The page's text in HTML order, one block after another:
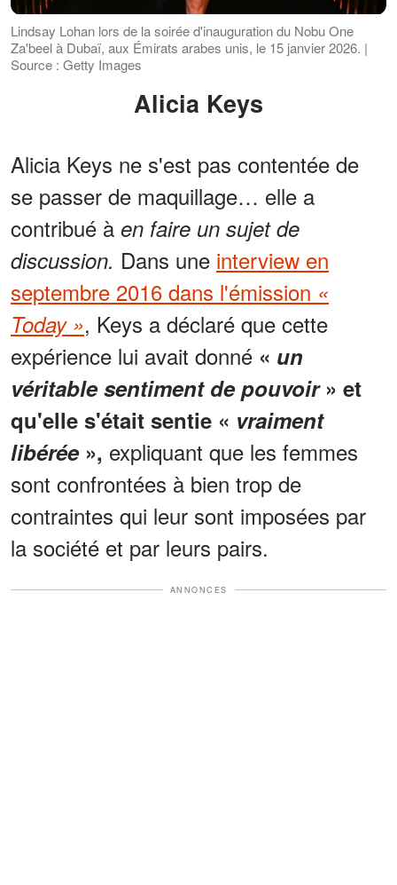
Lindsay Lohan lors de la soirée d'inauguration du Nobu One
Za'beel à Dubaï, aux Émirats arabes unis, le 15 janvier 2026. |
Source : Getty Images
Alicia Keys
Alicia Keys ne s'est pas contentée de
se passer de maquillage… elle a
contribué à en faire un sujet de
discussion. Dans une interview en
septembre 2016 dans l'émission «
Today », Keys a déclaré que cette
expérience lui avait donné « un
véritable sentiment de pouvoir» et
qu'elle s'était sentie « vraiment
libérée», expliquant que les femmes
sont confrontées à bien trop de
contraintes qui leur sont imposées par
la société et par leurs pairs.
ANNONCES